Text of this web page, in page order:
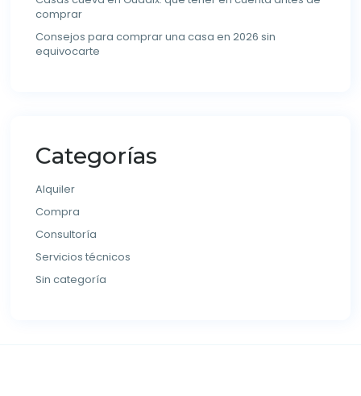
comprar
Consejos para comprar una casa en 2026 sin
equivocarte
Categorías
Alquiler
Compra
Consultoría
Servicios técnicos
Sin categoría